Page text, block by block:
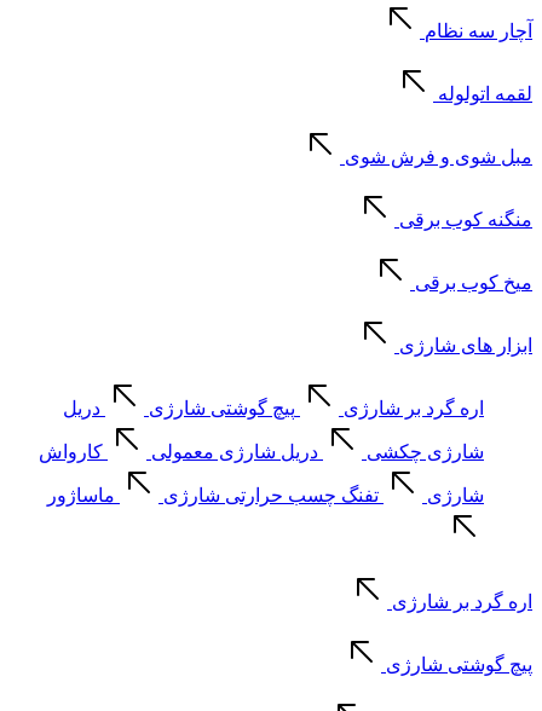
آچار سه نظام
لقمه اتولوله
مبل شوی و فرش شوی
منگنه کوب برقی
میخ کوب برقی
ابزار های شارژی
اره گرد بر شارژی پیچ گوشتی شارژی دریل
شارژی چکشی دریل شارژی معمولی کارواش
شارژی تفنگ چسب حرارتی شارژی ماساژور
اره گرد بر شارژی
پیچ گوشتی شارژی